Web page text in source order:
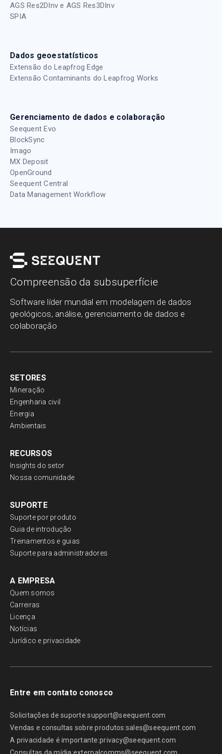
AGS Res2DInv e AGS Res3DInv
SPIA
Dados geoestatísticos
Extensão do Leapfrog Edge
Extensão Contaminants do Leapfrog Works
Gerenciamento de dados e colaboração
Seequent Evo
BlockSync
Imago
MX Deposit
OpenGround
Seequent Central
Data Management Workflow
Compreensão da subsuperfície
Software líder mundial em modelagem de dados
geológicos, análise, gerenciamento de dados e
colaboração
SETORES
Mineração
Engenharia civil
Energia
Ambientais
RECURSOS
Insights do setor
Nossa comunidade
SUPORTE
Suporte por produto
Guia de introdução
Treinamentos e guias
Suporte para administradores
A EMPRESA
Quem somos
Carreiras
Licença
Notícias
Jurídico e privacidade
Entre em contato conosco
Solicitações de suporte:support@seequent.com
Vendas e consultas sobre produtos:sales@seequent.com
A privacidade é importante:privacy@seequent.com